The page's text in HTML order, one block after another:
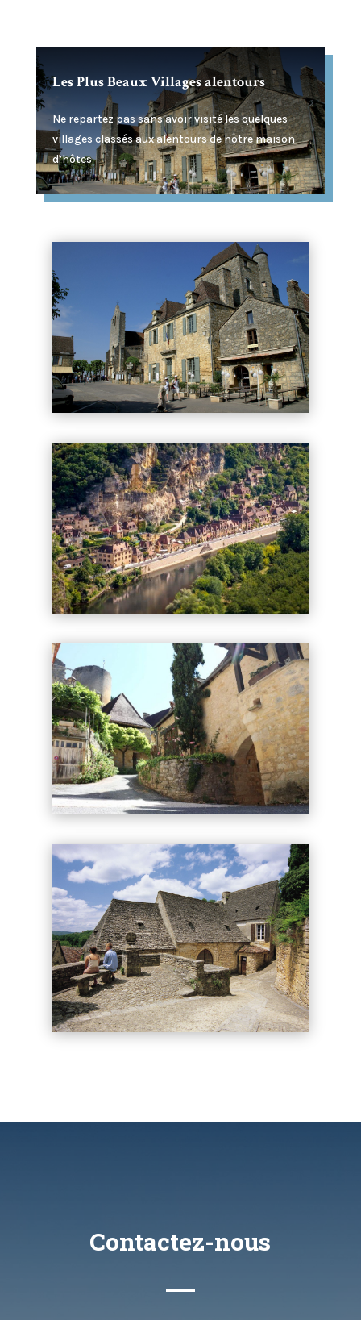
Les Plus Beaux Villages alentours
Ne repartez pas sans avoir visité les quelques
villages classés aux alentours de notre maison
d’hôtes.
Contactez-nous